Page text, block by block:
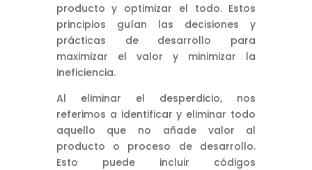
producto y optimizar el todo. Estos
principios guían las decisiones y
prácticas de desarrollo para
maximizar el valor y minimizar la
ineficiencia.
Al eliminar el desperdicio, nos
referimos a identificar y eliminar todo
aquello que no añade valor al
producto o proceso de desarrollo.
Esto puede incluir códigos